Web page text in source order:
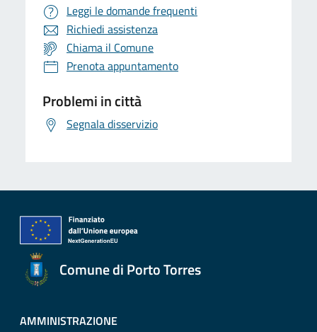
Leggi le domande frequenti
Richiedi assistenza
Chiama il Comune
Prenota appuntamento
Problemi in città
Segnala disservizio
Comune di Porto Torres
AMMINISTRAZIONE